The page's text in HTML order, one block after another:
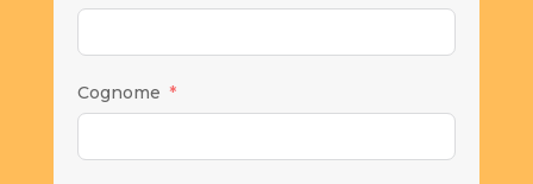
Cognome